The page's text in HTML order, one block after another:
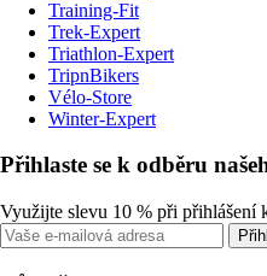
Training-Fit
Trek-Expert
Triathlon-Expert
TripnBikers
Vélo-Store
Winter-Expert
Přihlaste se k odběru
Využijte slevu 10 % při přihlášení